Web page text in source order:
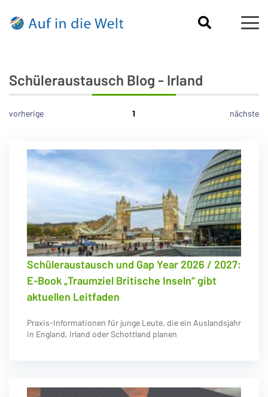
Schüleraustausch Blog - Irland
vorherige 1 nächste
Schüleraustausch und Gap Year 2026 / 2027:
E-Book „Traumziel Britische Inseln“ gibt
aktuellen Leitfaden
Praxis-Informationen für junge Leute, die ein Auslandsjahr
in England, Irland oder Schottland planen